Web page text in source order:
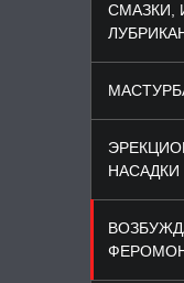
СМАЗКИ,
НАСАДКИ